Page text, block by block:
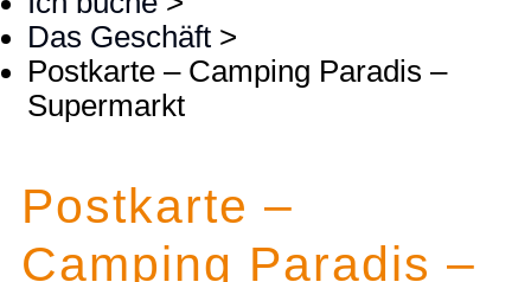
Das Geschäft >
Postkarte – Camping Paradis –
Supermarkt
Postkarte –
Camping Paradis –